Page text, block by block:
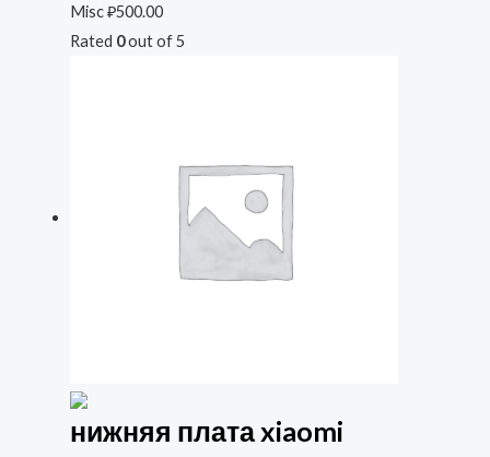
Misc₽500.00
Rated 0out of 5
нижняя плата xiaomi